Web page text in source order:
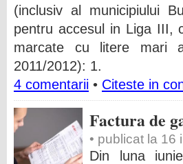
(inclusiv al municipiului
pentru accesul in Liga III,
marcate cu litere mari
2011/2012): 1.
4 comentarii • Citeste in
Factura de
• publicat la 16
Din luna